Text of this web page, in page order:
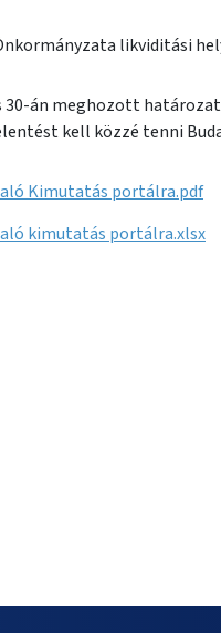
likviditási
30-án meghozott
kell közzé tenni
Kimutatás portálra.pdf
kimutatás portálra.xlsx